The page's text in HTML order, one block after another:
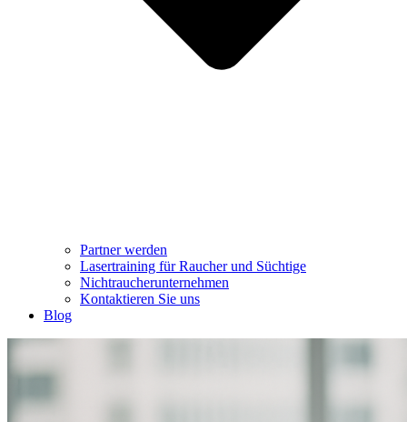
Partner werden
Lasertraining für Raucher und Süchtige
Nichtraucherunternehmen
Kontaktieren Sie uns
Blog